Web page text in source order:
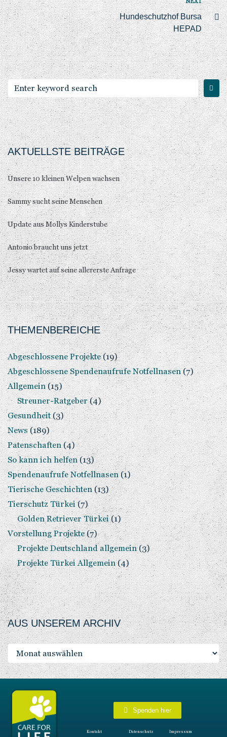
Hundeschutzhof Bursa
HEPAD
AKTUELLSTE BEITRÄGE
Unsere 10 kleinen Welpen wachsen
Sammy sucht seine Menschen
Update aus Mollys Kinderstube
Antonio braucht uns jetzt
Jessy wartet auf seine allererste Anfrage
THEMENBEREICHE
Abgeschlossene Projekte(19)
Abgeschlossene Spendenaufrufe Notfellnasen(7)
Allgemein (15)
Streuner-Ratgeber(4)
Gesundheit(3)
News(189)
Patenschaften(4)
So kann ich helfen (13)
Spendenaufrufe Notfellnasen(1)
Tierische Geschichten(13)
Tierschutz Türkei(7)
Golden Retriever Türkei(1)
Vorstellung Projekte(7)
Projekte Deutschland allgemein(3)
Projekte Türkei Allgemein(4)
AUS UNSEREM ARCHIV
Spenden hier
Kontakt Datenschutz Impressum